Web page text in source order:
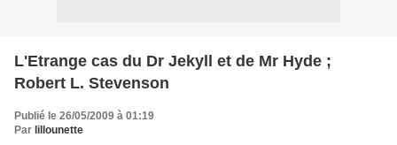
L'Etrange cas du Dr Jekyll et de Mr Hyde ;
Robert L. Stevenson
Publié le 26/05/2009 à 01:19
Par lillounette